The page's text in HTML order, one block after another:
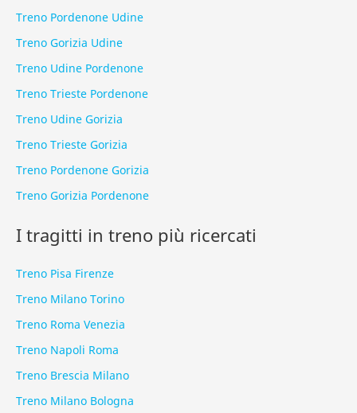
Treno Pordenone Udine
Treno Gorizia Udine
Treno Udine Pordenone
Treno Trieste Pordenone
Treno Udine Gorizia
Treno Trieste Gorizia
Treno Pordenone Gorizia
Treno Gorizia Pordenone
I tragitti in treno più ricercati
Treno Pisa Firenze
Treno Milano Torino
Treno Roma Venezia
Treno Napoli Roma
Treno Brescia Milano
Treno Milano Bologna